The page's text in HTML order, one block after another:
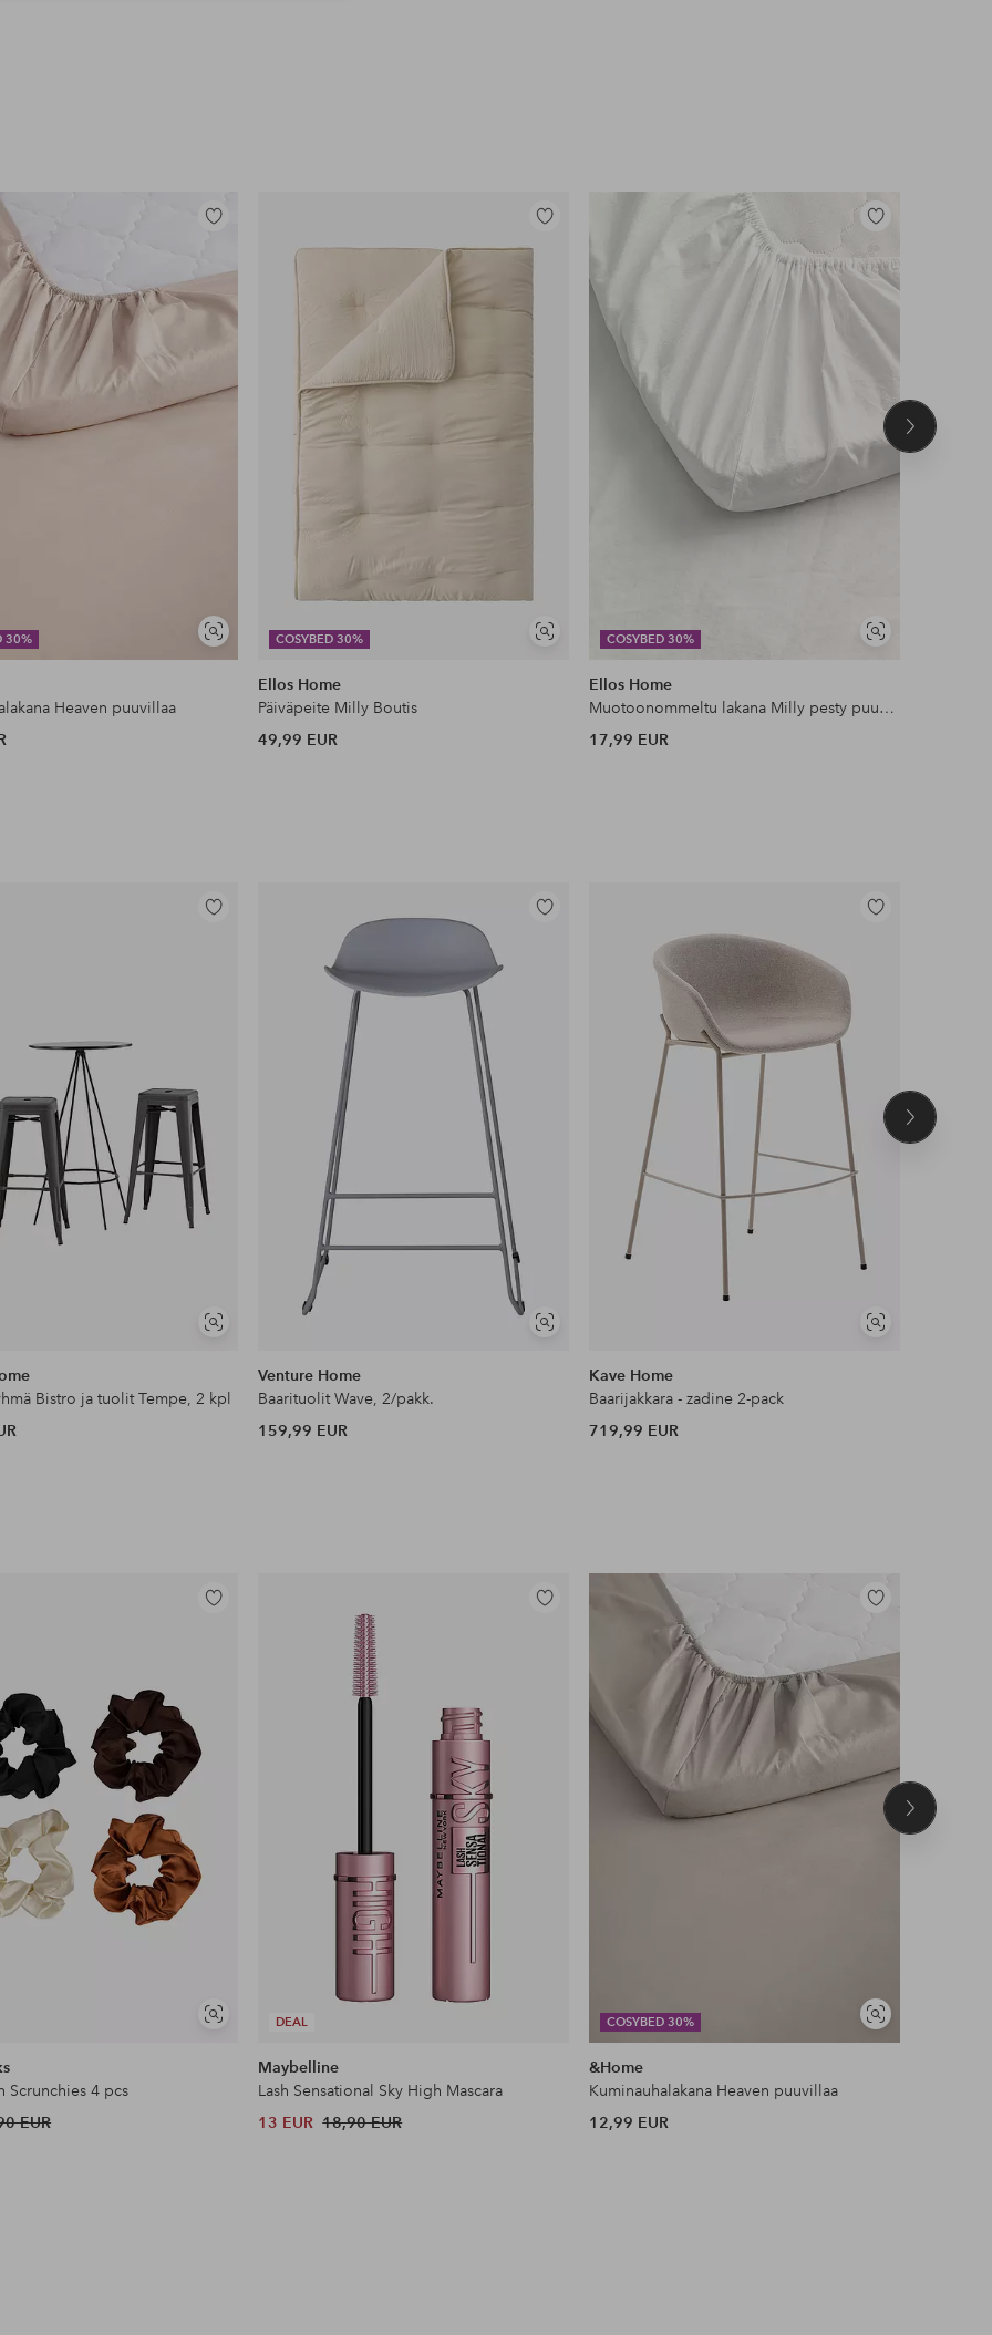
30%
Näytä
samankaltaisia
Lisää
Heaven puuvillaa
COSYBED 30%
Näytä
Lisää
suosikkeihin
Ellos Home
Päiväpeite Milly Boutis
49,99 EUR
COSYBED 30%
Näytä
Lisää
suosikkeihin
Ellos Home
Muotoonommeltu lakana Milly pesty puuvilla
17,99 EUR
Seuraava
Näytä
Lisää
Bistro ja tuolit Tempe, 2 kpl
Näytä
Lisää
Venture Home
Baarituolit Wave, 2/pakk.
159,99 EUR
Näytä
Lisää
Kave Home
Baarijakkara - zadine 2-pack
719,99 EUR
Seuraava
Näytä
Lisää
Scrunchies 4 pcs
EUR
DEAL
Lisää
Maybelline
Lash Sensational Sky High Mascara
13 EUR 18,90 EUR
COSYBED 30%
Näytä
samankaltaisia
Lisää
&Home
Kuminauhalakana Heaven puuvillaa
12,99 EUR
Seuraava